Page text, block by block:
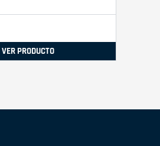
VER PRODUCTO